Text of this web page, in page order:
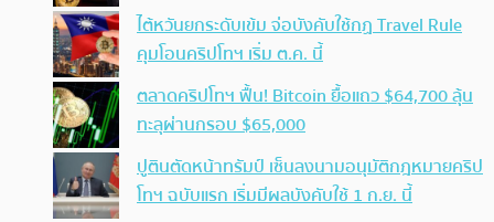
ไต้หวันยกระดับเข้ม จ่อบังคับใช้กฏ Travel Rule
คุมโอนคริปโทฯ เริ่ม ต.ค. นี้
ตลาดคริปโทฯ ฟื้น! Bitcoin ยื้อแถว $64,700 ลุ้น
ทะลุผ่านกรอบ $65,000
ปูตินตัดหน้าทรัมป์ เซ็นลงนามอนุมัติกฎหมายคริป
โทฯ ฉบับแรก เริ่มมีผลบังคับใช้ 1 ก.ย. นี้